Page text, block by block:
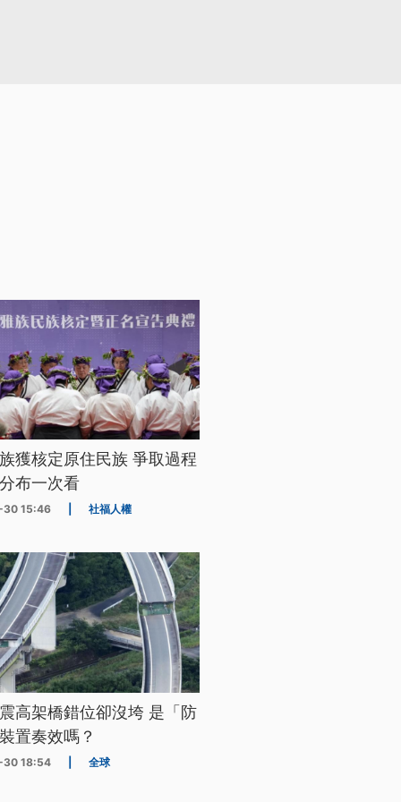
獲核定原住民族 爭取過程
布一次看
15:46 社福人權
高架橋錯位卻沒垮 是「防
置奏效嗎？
18:54 全球